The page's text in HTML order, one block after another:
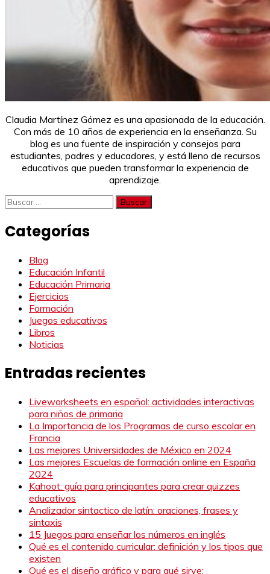
Claudia Martínez Gómez es una apasionada de la educación.
Con más de 10 años de experiencia en la enseñanza. Su
blog es una fuente de inspiración y consejos para
estudiantes, padres y educadores, y está lleno de recursos
educativos que pueden transformar la experiencia de
aprendizaje.
Buscar:
Categorías
Blog
Educación Infantil
Educación Primaria
Ejercicios
Formación
Juegos educativos
Libros
Noticias
Entradas recientes
Liveworksheets en español: actividades interactivas
para niños de primaria
La Importancia de los Programas de curso escolar en
Francia
Las mejores Universidades de México en 2024
Las mejores Escuelas de formación online en España
2024
Kahoot: guía para principantes para crear quizzes
educativos
Analizador sintactico de latín: oraciones, frases y
sintaxis
15 Juegos para enseñar los números en inglés
Qué es el contenido curricular: definición y los tipos que
existen
Qué es el diseño gráfico y para qué sirve: